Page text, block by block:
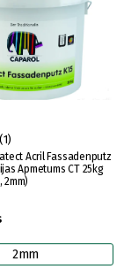
(1)
Acril Fassadenputz
Apmetums CT 25kg
2mm)
2mm